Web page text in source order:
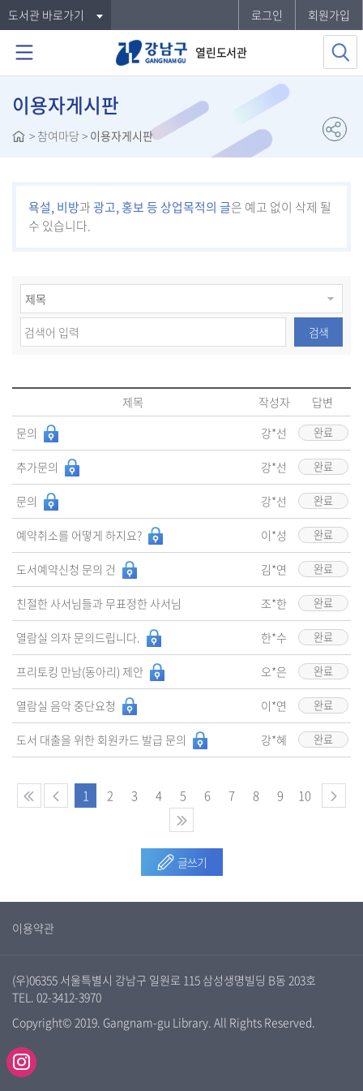
도서관 바로가기 로그인 회원가입
열린도서관
이용자게시판
> 참여마당> 이용자게시판
욕설, 비방과광고, 홍보 등 상업목적의 글은 예고 없이 삭제 될
수 있습니다.
검색
제목 작성자
답변
문의
강*선 완료
추가문의 강*선 완료
문의 강*선 완료
예약취소를 어떻게 하지요? 이*성 완료
도서예약신청 문의 건 김*연 완료
친절한 사서님들과 무표정한 사서님 조*한 완료
열람실 의자 문의드립니다. 한*수 완료
프리토킹 만남(동아리) 제안 오*은 완료
열람실 음악 중단요청 이*연 완료
도서 대출을 위한 회원카드 발급 문의 강*혜 완료
1 2 3 4 5 6 7 8 9 10
글쓰기
이용약관
(우)06355 서울특별시 강남구 일원로 115 삼성생명빌딩 B동 203호
TEL. 02-3412-3970
Copyright© 2019. Gangnam-gu Library. All Rights Reserved.